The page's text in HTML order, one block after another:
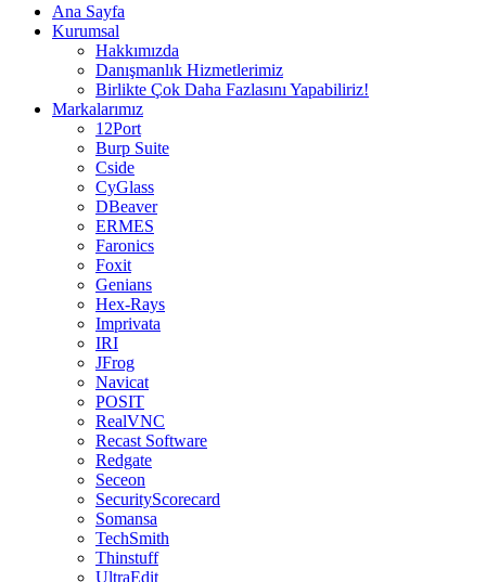
Ana Sayfa
Kurumsal
Hakkımızda
Danışmanlık Hizmetlerimiz
Birlikte Çok Daha Fazlasını Yapabiliriz!
Markalarımız
12Port
Burp Suite
Cside
CyGlass
DBeaver
ERMES
Faronics
Foxit
Genians
Hex-Rays
Imprivata
IRI
JFrog
Navicat
POSIT
RealVNC
Recast Software
Redgate
Seceon
SecurityScorecard
Somansa
TechSmith
Thinstuff
UltraEdit